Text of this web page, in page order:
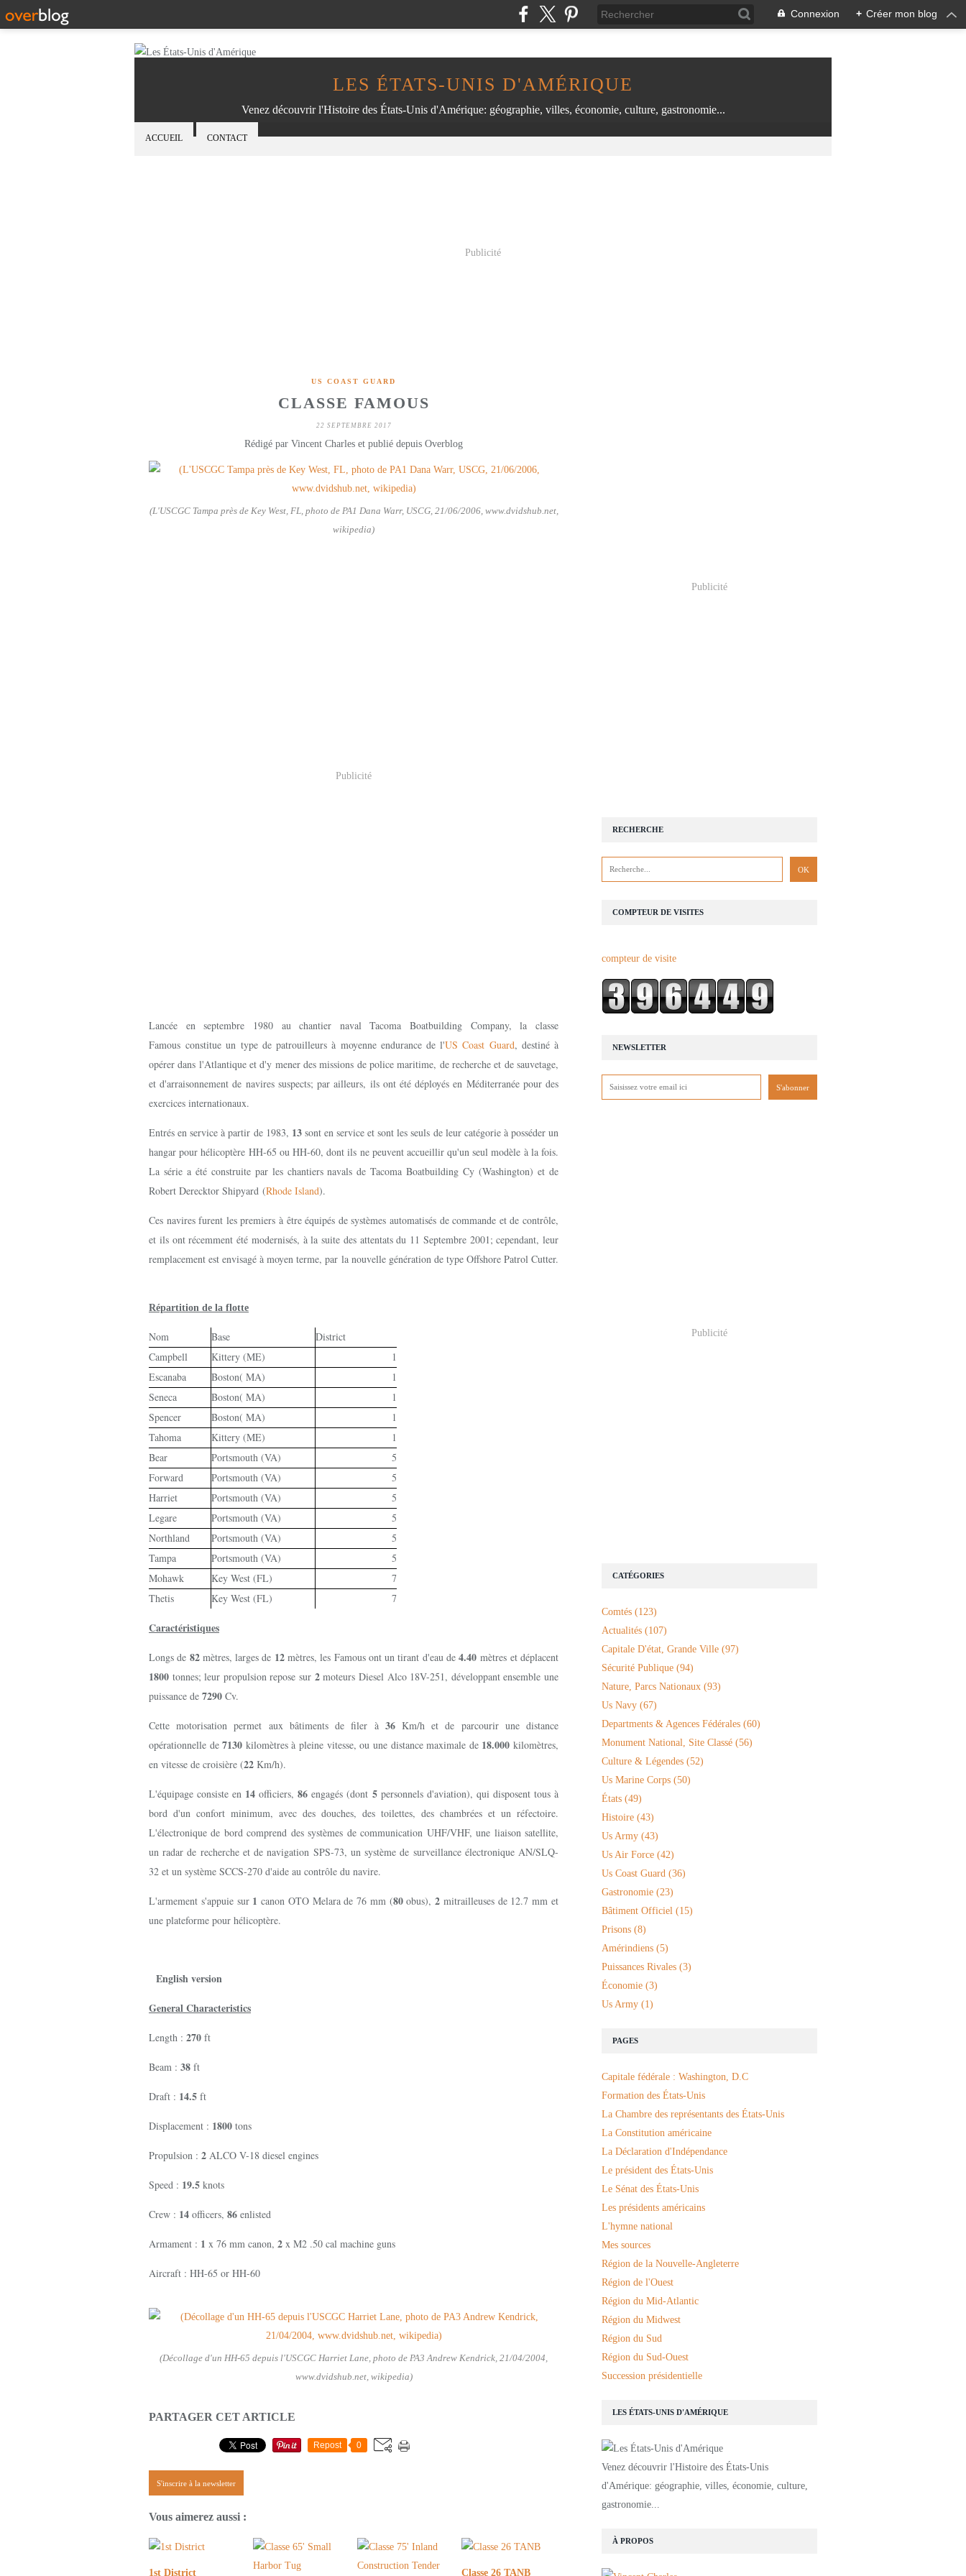
Connexion + Créer mon blog
LES ÉTATS-UNIS D'AMÉRIQUE
Venez découvrir l'Histoire des États-Unis d'Amérique: géographie, villes, économie, culture, gastronomie...
ACCUEIL CONTACT
Publicité
US COAST GUARD
CLASSE FAMOUS
22 SEPTEMBRE 2017
Rédigé par Vincent Charles et publié depuis Overblog
(L'USCGC Tampa près de Key West, FL, photo de PA1 Dana Warr, USCG, 21/06/2006, www.dvidshub.net,
wikipedia)
Publicité
Lancée en septembre 1980 au chantier naval Tacoma Boatbuilding Company, la classe
Famous constitue un type de patrouilleurs à moyenne endurance de l'US Coast Guard, destiné à
opérer dans l'Atlantique et d'y mener des missions de police maritime, de recherche et de sauvetage,
et d'arraisonnement de navires suspects; par ailleurs, ils ont été déployés en Méditerranée pour des
exercices internationaux.
Entrés en service à partir de 1983, 13 sont en service et sont les seuls de leur catégorie à posséder un
hangar pour hélicoptère HH-65 ou HH-60, dont ils ne peuvent accueillir qu'un seul modèle à la fois.
La série a été construite par les chantiers navals de Tacoma Boatbuilding Cy (Washington) et de
Robert Derecktor Shipyard (Rhode Island).
Ces navires furent les premiers à être équipés de systèmes automatisés de commande et de contrôle,
et ils ont récemment été modernisés, à la suite des attentats du 11 Septembre 2001; cependant, leur
remplacement est envisagé à moyen terme, par la nouvelle génération de type Offshore Patrol Cutter.
Répartition de la flotte
Nom Base
District
Campbell
Kittery (ME)
1
Escanaba
Boston( MA)
1
Seneca
Boston( MA)
1
Spencer
Boston( MA)
1
Tahoma
Kittery (ME)
1
Bear
Portsmouth (VA)
5
Forward
Portsmouth (VA)
5
Harriet
Portsmouth (VA)
5
Legare
Portsmouth (VA)
5
Northland
Portsmouth (VA)
5
Tampa
Portsmouth (VA)
5
Mohawk
Key West (FL)
7
Thetis
Key West (FL) 7
Caractéristiques
Longs de 82 mètres, larges de 12 mètres, les Famous ont un tirant d'eau de4.40mètres et déplacent
1800 tonnes; leur propulsion repose sur 2moteurs Diesel Alco 18V-251, développant ensemble une
puissance de 7290 Cv.
Cette motorisation permet aux bâtiments de filer à 36 Km/h et de parcourir une distance
opérationnelle de7130 kilomètres à pleine vitesse, ou une distance maximale de 18.000 kilomètres,
en vitesse de croisière (22 Km/h).
L'équipage consiste en 14 officiers, 86 engagés (dont 5 personnels d'aviation), qui disposent tous à
bord d'un confort minimum, avec des douches, des toilettes, des chambrées et un réfectoire.
L'électronique de bord comprend des systèmes de communication UHF/VHF, une liaison satellite,
un radar de recherche et de navigation SPS-73, un système de surveillance électronique AN/SLQ-
32 et un système SCCS-270 d'aide au contrôle du navire.
L'armement s'appuie sur 1canon OTO Melara de 76 mm (80obus),2 mitrailleuses de 12.7 mm et
une plateforme pour hélicoptère.
English version
General Characteristics
Length : 270 ft
Beam : 38 ft
Draft : 14.5 ft
Displacement : 1800 tons
Propulsion : 2 ALCO V-18 diesel engines
Speed : 19.5 knots
Crew : 14 officers, 86 enlisted
Armament : 1 x 76 mm canon, 2 x M2 .50 cal machine guns
Aircraft : HH-65 or HH-60
(Décollage d'un HH-65 depuis l'USCGC Harriet Lane, photo de PA3 Andrew Kendrick, 21/04/2004,
www.dvidshub.net, wikipedia)
PARTAGER CET ARTICLE
Repost 0
S'inscrire à la newsletter
Vous aimerez aussi :
1st District Classe 26 TANB
Publicité
NEWSLETTER
RECHERCHE
LES ÉTATS-UNIS D'AMÉRIQUE
Venez découvrir l'Histoire des États-Unis
d'Amérique: géographie, villes, économie, culture,
gastronomie...
À PROPOS
Publicité
PAGES
Capitale fédérale : Washington, D.C
Formation des États-Unis
La Chambre des représentants des États-Unis
La Constitution américaine
La Déclaration d'Indépendance
Le président des États-Unis
Le Sénat des États-Unis
Les présidents américains
L'hymne national
Mes sources
Région de la Nouvelle-Angleterre
Région de l'Ouest
Région du Mid-Atlantic
Région du Midwest
Région du Sud
Région du Sud-Ouest
Succession présidentielle
CATÉGORIES
Comtés (123)
Actualités (107)
Capitale D'état, Grande Ville (97)
Sécurité Publique (94)
Nature, Parcs Nationaux (93)
Us Navy (67)
Departments & Agences Fédérales (60)
Monument National, Site Classé (56)
Culture & Légendes (52)
Us Marine Corps (50)
États (49)
Histoire (43)
Us Army (43)
Us Air Force (42)
Us Coast Guard (36)
Gastronomie (23)
Bâtiment Officiel (15)
Prisons (8)
Amérindiens (5)
Puissances Rivales (3)
Économie (3)
Us Army (1)
COMPTEUR DE VISITES
compteur de visite